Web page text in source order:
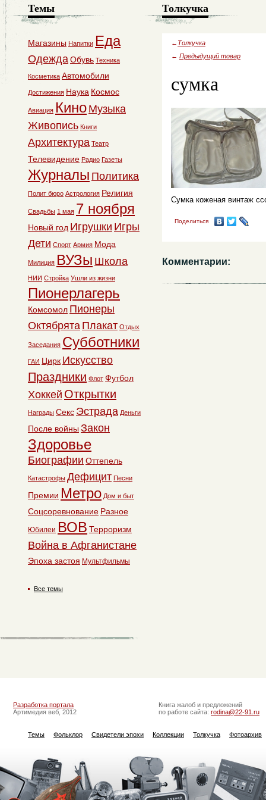
Толкучка
← Толкучка
← Предыдущий товар
сумка
Сумка коженая
Поделиться
Комментарии:
Темы
Магазины Напитки Еда
ОдеждаОбувь Техника
Косметика Автомобили
Достижения Наука Космос
Авиация Кино Музыка
Живопись Книги
Архитектура Театр
Телевидение Радио Газеты
Журналы Политика
Полит бюро Астрология Религия
Свадьбы 1 мая 7 ноября
Новый год Игрушки Игры
Дети Спорт Армия Мода
Милиция ВУЗы Школа
НИИ Стройка Ушли из жизни
Пионерлагерь
Комсомол Пионеры
Октябрята Плакат Отдых
Заседания Субботники
ГАИ Цирк Искусство
Праздники Флот Футбол
Хоккей Открытки
Награды Секс Эстрада Деньги
После войны Закон
Здоровье
Биографии Оттепель
Катастрофы Дефицит Песни
Премии Метро Дом и быт
Соцсоревнование Разное
Юбилеи ВОВ Терроризм
Война в Афганистане
Эпоха застоя Мультфильмы
Все темы
Разработка портала
Артимедия веб, 2012
Книга жалоб и предложений
по работе сайта: rodina@22-91.ru
Темы Фольклор Свидетели эпохи Коллекции Толкучка Фотоархив